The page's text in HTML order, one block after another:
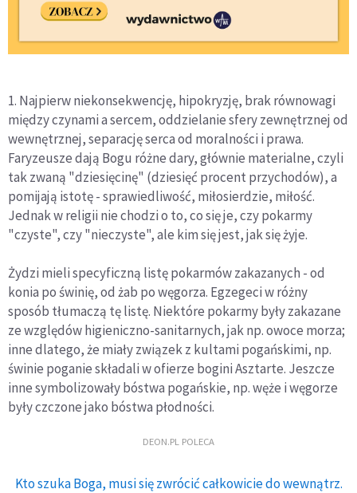
1. Najpierw niekonsekwencję, hipokryzję, brak równowagi
między czynami a sercem, oddzielanie sfery zewnętrznej od
wewnętrznej, separację serca od moralności i prawa.
Faryzeusze dają Bogu różne dary, głównie materialne, czyli
tak zwaną "dziesięcinę" (dziesięć procent przychodów), a
pomijają istotę - sprawiedliwość, miłosierdzie, miłość.
Jednak w religii nie chodzi o to, co się je, czy pokarmy
"czyste", czy "nieczyste", ale kim się jest, jak się żyje.
Żydzi mieli specyficzną listę pokarmów zakazanych - od
konia po świnię, od żab po węgorza. Egzegeci w różny
sposób tłumaczą tę listę. Niektóre pokarmy były zakazane
ze względów higieniczno-sanitarnych, jak np. owoce morza;
inne dlatego, że miały związek z kultami pogańskimi, np.
świnie poganie składali w ofierze bogini Asztarte. Jeszcze
inne symbolizowały bóstwa pogańskie, np. węże i węgorze
były czczone jako bóstwa płodności.
DEON.PL POLECA
Kto szuka Boga, musi się zwrócić całkowicie do wewnątrz.